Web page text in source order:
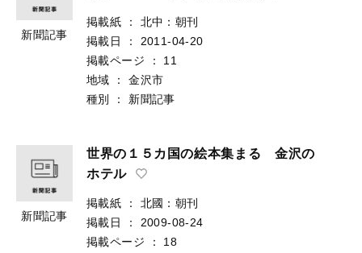
新聞記事
掲載紙 ：
北中：朝刊
掲載日
：
2011-04-20
掲載ページ
：
11
地域
：
金沢市
種別
： 新聞記事
新聞記事
世界の１５カ国の絵本集まる 金沢の
ホテル
掲載紙 ：
北國：朝刊
掲載日
：
2009-08-24
掲載ページ
：
18